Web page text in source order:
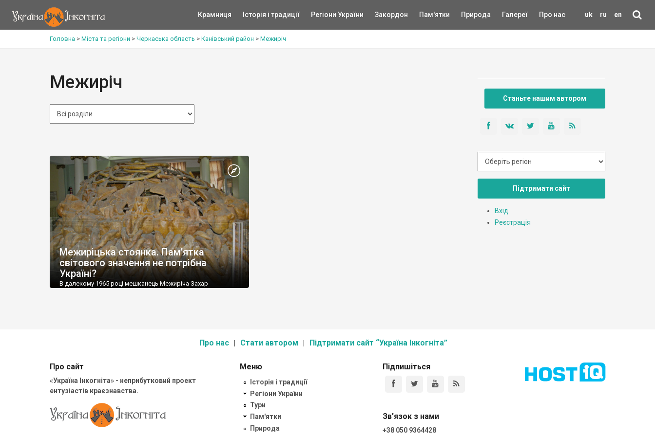
uk ru en
Крамниця Історія і традиції Регіони України Закордон Пам'ятки Природа Галереї Про нас
Головна > Міста та регіони > Черкаська область > Канівський район > Межиріч
Межиріч
Межиріцька стоянка. Пам’ятка
світового значення не потрібна
Україні?
В далекому 1965 році мешканець Межиріча Захар
Станьте нашим автором
Підтримати сайт
Вхід
Реєстрація
Про нас Стати автором Підтримати сайт “Україна Інкогніта”
Про сайт
«Україна Інкогніта» - неприбутковий проект
ентузіастів краєзнавства.
Меню
Історія і традиції
Регіони України
Тури
Пам'ятки
Природа
Підпишіться
Зв'язок з нами
+38 050 9364428